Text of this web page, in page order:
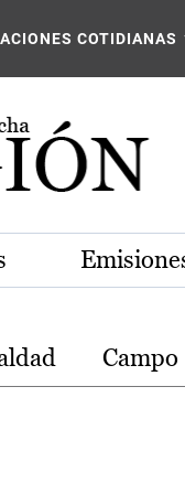
COTIDIANAS
Campo